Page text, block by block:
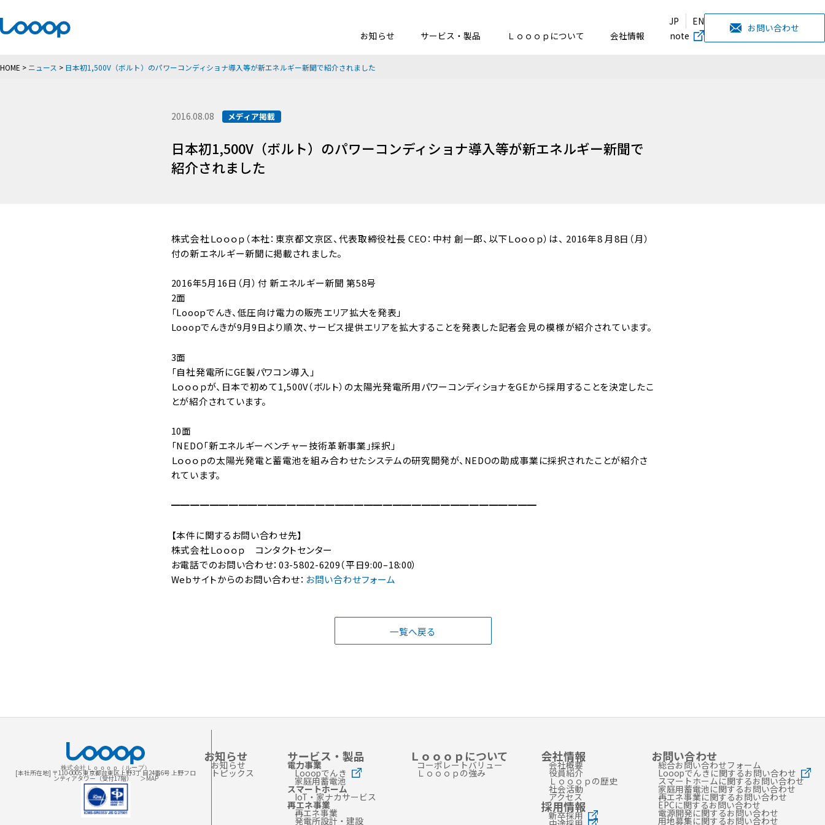
JP
EN
お知らせ
サービス・製品 Ｌｏｏｏｐについて 会社情報 note
お問い合わせ
HOME > ニュース > 日本初1,500V（ボルト）のパワーコンディショナ導入等が新エネルギー新聞で紹介されました
2016.08.08 メディア掲載
日本初1,500V（ボルト）のパワーコンディショナ導入等が新エネルギー新聞で
紹介されました
株式会社Ｌｏｏｏｐ（本社：東京都文京区、代表取締役社長 CEO：中村 創一郎、以下Ｌｏｏｏｐ）は、 2016年8 月8日（月）
付の新エネルギー新聞に掲載されました。
2016年5月16日（月）付 新エネルギー新聞 第58号
2面
「Looopでんき、低圧向け電力の販売エリア拡大を発表」
Looopでんきが9月9日より順次、サービス提供エリアを拡大することを発表した記者会見の模様が紹介されています。
3面
「自社発電所にGE製パワコン導入」
Ｌｏｏｏｐが、日本で初めて1,500V（ボルト）の太陽光発電所用パワーコンディショナをGEから採用することを決定したこ
とが紹介されています。
10面
「NEDO「新エネルギーベンチャー技術革新事業」採択」
Ｌｏｏｏｐの太陽光発電と蓄電池を組み合わせたシステムの研究開発が、NEDOの助成事業に採択されたことが紹介さ
れています。
━━━━━━━━━━━━━━━━━━━━━━━━━━━━━━━━━━━━━━
【本件に関するお問い合わせ先】
株式会社Ｌｏｏｏｐ コンタクトセンター
お電話でのお問い合わせ：03-5802-6209（平日9:00–18:00）
Webサイトからのお問い合わせ： お問い合わせフォーム
一覧へ戻る
株式会社Ｌｏｏｏｐ（ループ）
[本社所在地] 〒110-0005 東京都台東区上野3丁 目24番6号 上野フロ
ンティアタワー（受付17階） ＞MAP
お知らせ
お知らせ
トピックス
サービス・製品
電力事業
Looopでんき
家庭用蓄電池
スマートホーム
IoT・家ナカサービス
再エネ事業
再エネ事業
発電所設計・建設
Ｌｏｏｏｐについて
コーポレートバリュー
Ｌｏｏｏｐの強み
会社情報
会社概要
役員紹介
Ｌｏｏｏｐの歴史
社会活動
アクセス
採用情報
新卒採用
お問い合わせ
総合お問い合わせフォーム
Looopでんきに関するお問い合わせ
スマートホームに関するお問い合わせ
家庭用蓄電池に関するお問い合わせ
再エネ事業に関するお問い合わせ
EPCに関するお問い合わせ
電源開発に関するお問い合わせ
用地募集に関するお問い合わせ